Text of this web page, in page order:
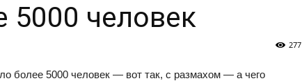
5000 человек
277
более 5000 человек — вот так, с размахом — а чего